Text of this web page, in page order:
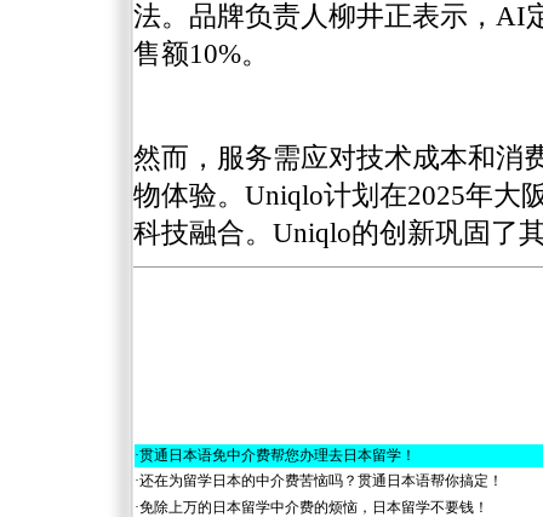
法。品牌负责人柳井正表示，AI
售额10%。
然而，服务需应对技术成本和消
物体验。Uniqlo计划在2025年大
科技融合。Uniqlo的创新巩固了
·贯通日本语免中介费帮您办理去日本留学！
·还在为留学日本的中介费苦恼吗？贯通日本语帮你搞定！
·免除上万的日本留学中介费的烦恼，日本留学不要钱！